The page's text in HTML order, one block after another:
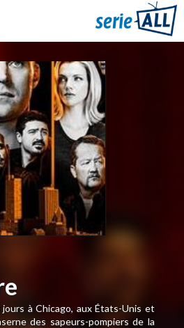
à Chicago, aux États-Unis et
des sapeurs-pompiers de la